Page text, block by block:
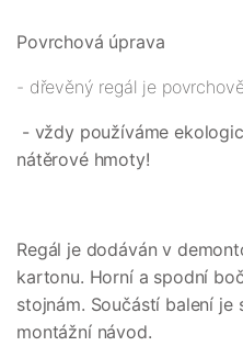
Povrchová úprava
- dřevěný regál je
- vždy používáme
nátěrové hmoty!
Regál je dodáván v
kartonu. Horní a spodní
stojnám. Součástí balení je
montážní návod.